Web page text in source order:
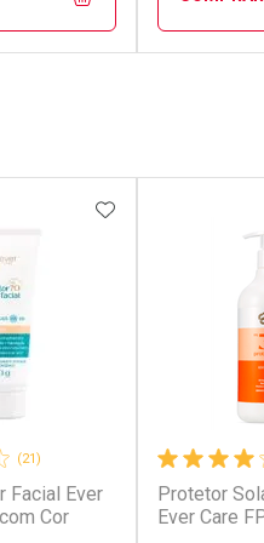
Ativar
(21)
Facial Ever
Cor
ADICIONAR AOS
Protetor
Ever Care